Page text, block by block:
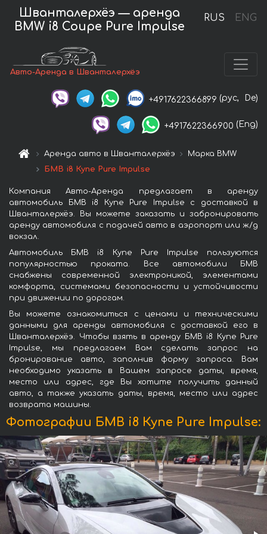
RUS ENG
Шванталерхёэ — аренда
BMW i8 Coupe Pure Impulse
Авто-Аренда в Шванталерхёэ
+4917622366899 (рус, De)
+4917622366900 (Eng)
Аренда авто в Шванталерхёэ
Марка BMW
БМВ i8 Купе Pure Impulse
Компания Авто-Аренда предлагает в аренду
автомобиль БМВ i8 Купе Pure Impulse с доставкой в
Шванталерхёэ. Вы можете заказать и забронировать
аренду автомобиля с подачей авто в аэропорт или ж/д
вокзал.
Автомобиль БМВ i8 Купе Pure Impulse пользуются
популярностью проката. Все автомобили БМВ
снабжены современной электроникой, элементами
комфорта, системами безопасности и устойчивости
при движении по дорогам.
Вы можете ознакомиться с ценами и техническими
данными для аренды автомобиля с доставкой его в
Шванталерхёэ. Чтобы взять в аренду БМВ i8 Купе Pure
Impulse, мы предлагаем Вам сделать запрос на
бронирование авто, заполнив форму запроса. Вам
необходимо указать в Вашем запросе даты, время,
место или адрес, где Вы хотите получить данный
авто, а также указать даты, время, место или адрес
возврата машины.
Фотографии БМВ i8 Купе Pure Impulse: